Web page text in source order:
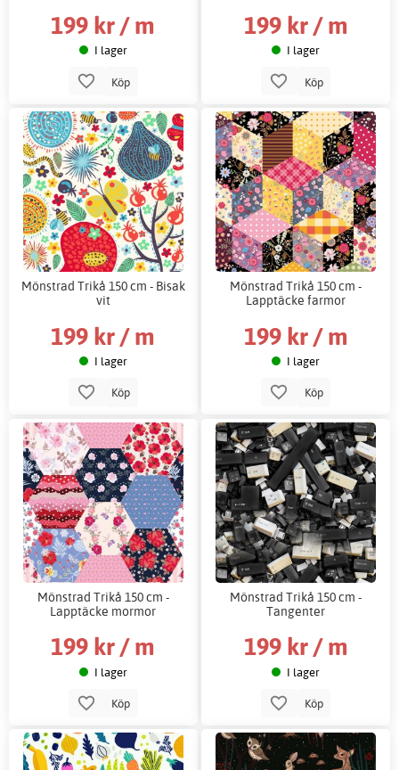
199 kr / m
I lager
Köp
199 kr / m
I lager
Köp
Mönstrad Trikå 150 cm - Bisak
vit
199 kr / m
I lager
Köp
Mönstrad Trikå 150 cm -
Lapptäcke farmor
199 kr / m
I lager
Köp
Mönstrad Trikå 150 cm -
Lapptäcke mormor
199 kr / m
I lager
Köp
Mönstrad Trikå 150 cm -
Tangenter
199 kr / m
I lager
Köp